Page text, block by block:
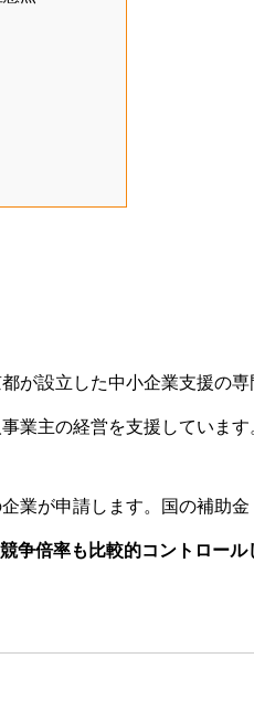
が設立した中小企業支援の
業主の経営を支援しています
業が申請します。国の補助
争倍率も比較的コントロール